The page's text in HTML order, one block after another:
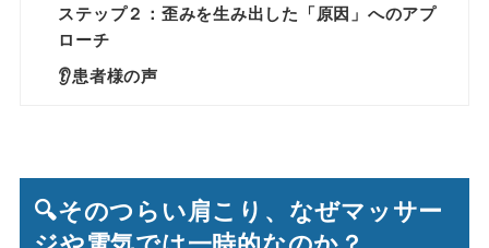
ステップ２：歪みを生み出した「原因」へのアプ
ローチ
👂患者様の声
🔍そのつらい肩こり、なぜマッサー